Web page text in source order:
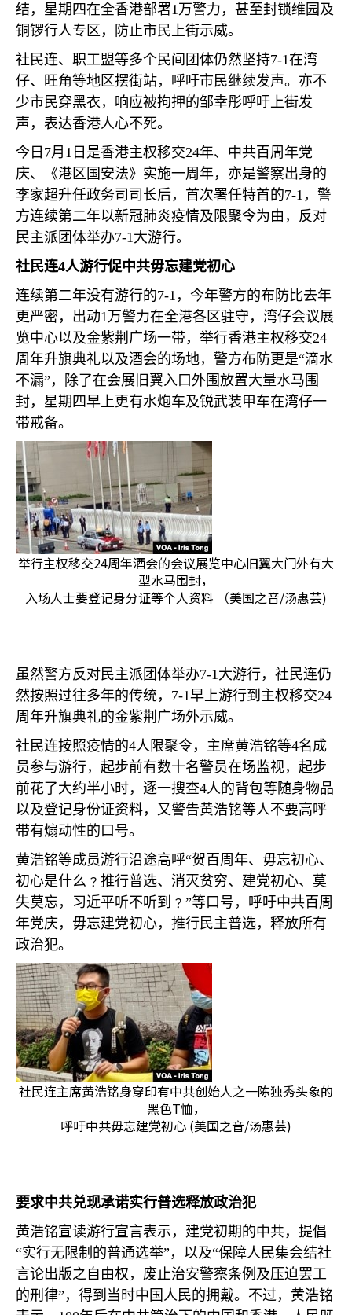
结，星期四在全香港部署1万警力，甚至封锁维园及
铜锣行人专区，防止市民上街示威。
社民连、职工盟等多个民间团体仍然坚持7-1在湾
仔、旺角等地区摆街站，呼吁市民继续发声。亦不
少市民穿黑衣，响应被拘押的邹幸彤呼吁上街发
声，表达香港人心不死。
今日 7月 1 日是香港主权移交24年、中共百周年党
庆、《港区国安法》实施一周年，亦是警察出身的
李家超升任政务司司长后，首次署任特首的7-1 ，警
方连续第二年以新冠肺炎疫情及限聚令为由，反对
民主派团体举办7-1大游行。
社民连4人游行促中共毋忘建党初心
连续第二年没有游行的7-1 ，今年警方的布防比去年
更严密，出动1万警力在全港各区驻守，湾仔会议展
览中心以及金紫荆广场一带，举行香港主权移交24
周年升旗典礼以及酒会的场地，警方布防更是“滴水
不漏”，除了在会展旧翼入口外围放置大量水马围
封，星期四早上更有水炮车及锐武装甲车在湾仔一
带戒备。
举行主权移交24周年酒会的会议展览中心旧翼大门外有大
型水马围封，
入场人士要登记身分证等个人资料 （美国之音/汤惠芸)
虽然警方反对民主派团体举办7-1大游行，社民连仍
然按照过往多年的传统， 7-1早上游行到主权移交24
周年升旗典礼的金紫荆广场外示威。
社民连按照疫情的4人限聚令，主席黄浩铭等4名成
员参与游行，起步前有数十名警员在场监视，起步
前花了大约半小时，逐一搜查4人的背包等随身物品
以及登记身份证资料，又警告黄浩铭等人不要高呼
带有煽动性的口号。
黄浩铭等成员游行沿途高呼“贺百周年、毋忘初心、
初心是什么﹖推行普选、消灭贫穷、建党初心、莫
失莫忘，习近平听不听到﹖”等口号，呼吁中共百周
年党庆，毋忘建党初心，推行民主普选，释放所有
政治犯。
社民连主席黄浩铭身穿印有中共创始人之一陈独秀头象的
黑色T恤，
呼吁中共毋忘建党初心 (美国之音/汤惠芸)
要求中共兑现承诺实行普选释放政治犯
黄浩铭宣读游行宣言表示，建党初期的中共，提倡
“实行无限制的普通选举”，以及“保障人民集会结社
言论出版之自由权，废止治安警察条例及压迫罢工
的刑律”，得到当时中国人民的拥戴。不过，黄浩铭